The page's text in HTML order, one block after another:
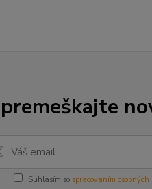
Súhlasím so spracovaním